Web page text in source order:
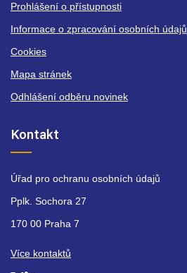
Prohlášení o přístupnosti
Informace o zpracování osobních údajů
Cookies
Mapa stránek
Odhlášení odběru novinek
Kontakt
Úřad pro ochranu osobních údajů
Pplk. Sochora 27
170 00 Praha 7
Více kontaktů